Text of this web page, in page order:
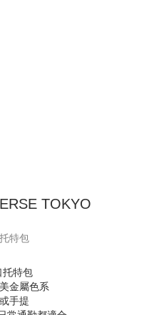
TOKYO
特包
托特包
金屬色系
手提